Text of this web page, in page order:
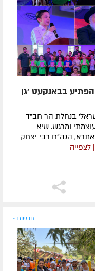
בבאנקעט 'גן
בנחלת הר חב"ד
ומרגש. שיא
הגה"ח רבי יצחק
| לצפייה
חדשות »